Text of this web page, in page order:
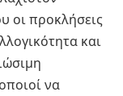
οι προκλήσεις
και
να